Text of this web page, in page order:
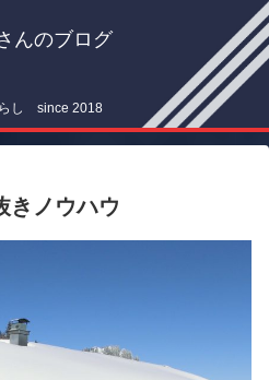
んのブログ
し since 2018
きノウハウ